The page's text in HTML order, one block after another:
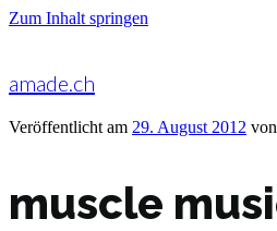
Zum Inhalt springen
amade.ch
Veröffentlicht am 29. August 2012 von
muscle